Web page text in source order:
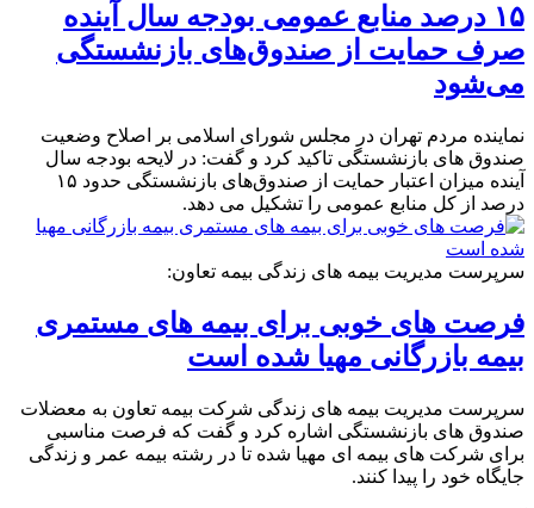
۱۵ درصد منابع عمومی بودجه سال آینده
صرف حمایت از صندوق‌های بازنشستگی
می‌شود
نماینده مردم تهران در مجلس شورای اسلامی بر اصلاح وضعیت
صندوق های بازنشستگی تاکید کرد و گفت: در لایحه بودجه سال
آینده میزان اعتبار حمایت از صندوق‌های بازنشستگی حدود ۱۵
درصد از کل منابع عمومی را تشکیل می دهد.
سرپرست مدیریت بیمه های زندگی بیمه تعاون:
فرصت های خوبی برای بیمه های مستمری
بیمه بازرگانی مهیا شده است
سرپرست مدیریت بیمه های زندگی شرکت بیمه تعاون به معضلات
صندوق های بازنشستگی اشاره کرد و گفت که فرصت مناسبی
برای شرکت های بیمه ای مهیا شده تا در رشته بیمه عمر و زندگی
جایگاه خود را پیدا کنند.